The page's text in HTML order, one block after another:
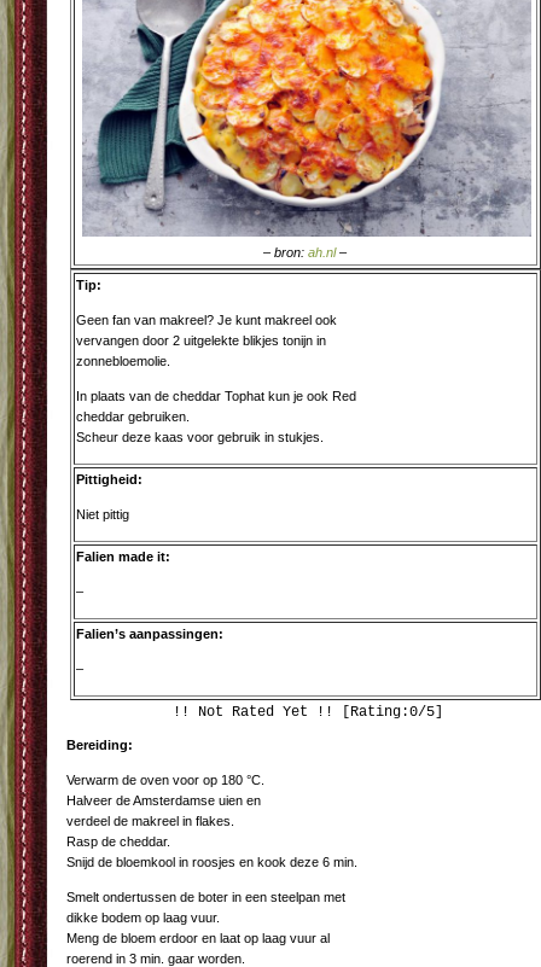
– bron:ah.nl–
Tip:
Geen fan van makreel? Je kunt makreel ook
vervangen door 2 uitgelekte blikjes tonijn in
zonnebloemolie.
In plaats van de cheddar Tophat kun je ook Red
cheddar gebruiken.
Scheur deze kaas voor gebruik in stukjes.
Pittigheid:
Niet pittig
Falien made it:
–
Falien’s aanpassingen:
–
!! Not Rated Yet !! [Rating:0/5]
Bereiding:
Verwarm de oven voor op 180 °C.
Halveer de Amsterdamse uien en
verdeel de makreel in flakes.
Rasp de cheddar.
Snijd de bloemkool in roosjes en kook deze 6 min.
Smelt ondertussen de boter in een steelpan met
dikke bodem op laag vuur.
Meng de bloem erdoor en laat op laag vuur al
roerend in 3 min. gaar worden.